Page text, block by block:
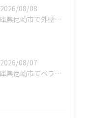
2026/08/08
兵庫県尼崎市で外壁補修を施工しました。
2026/08/07
兵庫県尼崎市でベランダリフォームを完工しました。